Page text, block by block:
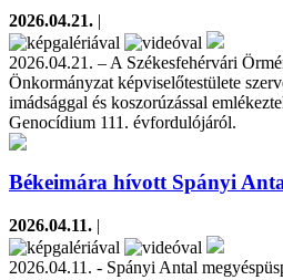
2026.04.21. |
2026.04.21. – A Székesfehérvári
Önkormányzat képviselőtestülete
imádsággal és koszorúzással
Genocídium 111. évfordulójáról.
Békeimára hívott Spányi
2026.04.11. |
2026.04.11. - Spányi Antal